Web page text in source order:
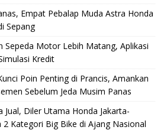
Empat Pebalap Muda Astra Honda
Sepang
Sepeda Motor Lebih Matang, Aplikasi
Kredit
Poin Penting di Prancis, Amankan
Sebelum Jeda Musim Panas
Jual, Diler Utama Honda Jakarta-
2 Kategori Big Bike di Ajang Nasional